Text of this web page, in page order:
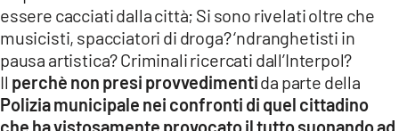
essere cacciati dalla città; Si sono rivelati oltre che
musicisti, spacciatori di droga? ‘ndranghetisti in
pausa artistica? Criminali ricercati dall’Interpol?
Il perchè non presi provvedimentida parte della
Polizia municipale nei confronti di quel cittadino
che ha vistosamente provocato il tutto suonando ad